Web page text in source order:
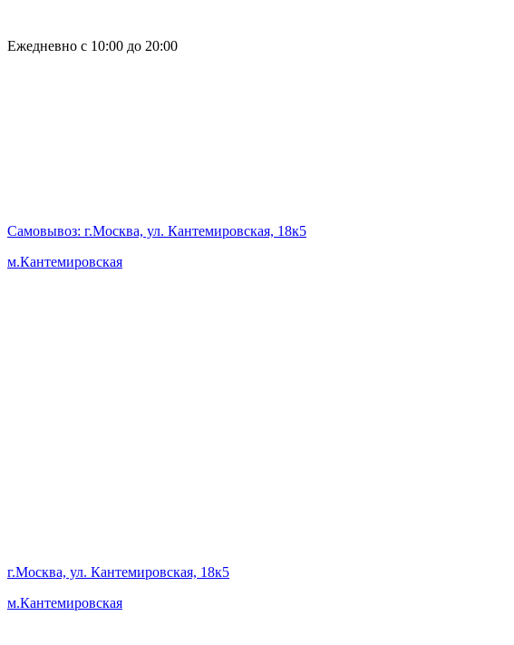
Ежедневно с 10:00 до 20:00
Самовывоз: г.Москва, ул. Кантемировская, 18к5
м.Кантемировская
г.Москва, ул. Кантемировская, 18к5
м.Кантемировская